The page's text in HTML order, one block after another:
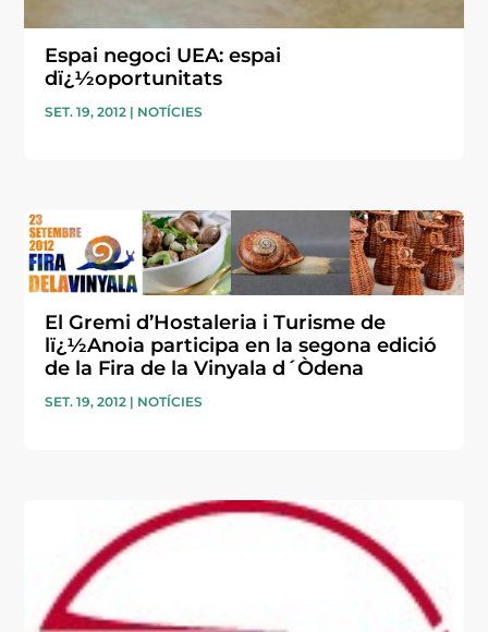
Espai negoci UEA: espai
dï¿½oportunitats
SET. 19, 2012 | NOTÍCIES
El Gremi d’Hostaleria i Turisme de
lï¿½Anoia participa en la segona edició
de la Fira de la Vinyala d´Òdena
SET. 19, 2012 | NOTÍCIES